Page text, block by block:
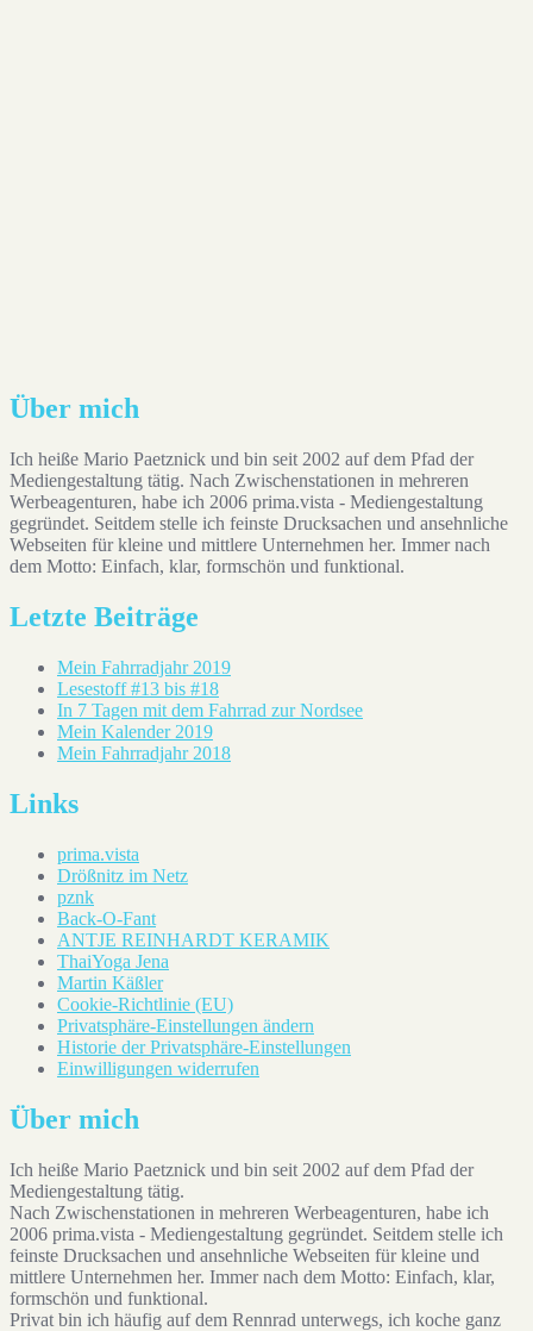
Über mich
Ich heiße Mario Paetznick und bin seit 2002 auf dem Pfad der
Mediengestaltung tätig. Nach Zwischenstationen in mehreren
Werbeagenturen, habe ich 2006 prima.vista - Mediengestaltung
gegründet. Seitdem stelle ich feinste Drucksachen und ansehnliche
Webseiten für kleine und mittlere Unternehmen her. Immer nach
dem Motto: Einfach, klar, formschön und funktional.
Letzte Beiträge
Mein Fahrradjahr 2019
Lesestoff #13 bis #18
In 7 Tagen mit dem Fahrrad zur Nordsee
Mein Kalender 2019
Mein Fahrradjahr 2018
Links
prima.vista
Drößnitz im Netz
pznk
Back-O-Fant
ANTJE REINHARDT KERAMIK
ThaiYoga Jena
Martin Käßler
Cookie-Richtlinie (EU)
Privatsphäre-Einstellungen ändern
Historie der Privatsphäre-Einstellungen
Einwilligungen widerrufen
Über mich
Ich heiße Mario Paetznick und bin seit 2002 auf dem Pfad der
Mediengestaltung tätig.
Nach Zwischenstationen in mehreren Werbeagenturen, habe ich
2006 prima.vista - Mediengestaltung gegründet. Seitdem stelle ich
feinste Drucksachen und ansehnliche Webseiten für kleine und
mittlere Unternehmen her. Immer nach dem Motto: Einfach, klar,
formschön und funktional.
Privat bin ich häufig auf dem Rennrad unterwegs, ich koche ganz